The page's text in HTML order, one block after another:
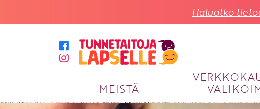
Haluatko
MEISTÄ